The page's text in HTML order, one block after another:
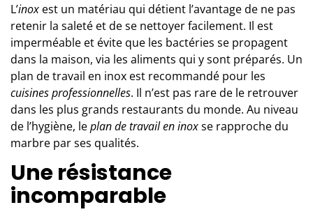
L’inox est un matériau qui détient l’avantage de ne pas
retenir la saleté et de se nettoyer facilement. Il est
imperméable et évite que les bactéries se propagent
dans la maison, via les aliments qui y sont préparés. Un
plan de travail en inox est recommandé pour les
cuisines professionnelles. Il n’est pas rare de le retrouver
dans les plus grands restaurants du monde. Au niveau
de l’hygiène, leplan de travail en inoxse rapproche du
marbre par ses qualités.
Une résistance
incomparable